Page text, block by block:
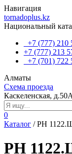
Навигация
tornadoplus.kz
Национальный
+7 (777) 210
+7 (777) 213
+7 (701) 722
Алматы
Схема проезда
Каскеленская, д.50А
0
Каталог /РH
РH